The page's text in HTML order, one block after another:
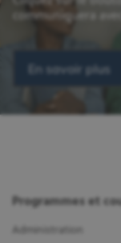
communiquera
En savoir plus
Programmes et
Administration